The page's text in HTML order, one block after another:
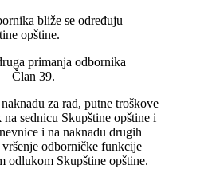
bliže se određuju
opštine.
primanja odbornika
Član 39.
za rad, putne troškove
sednicu Skupštine opštine i
i na naknadu drugih
odborničke funkcije
odlukom Skupštine opštine.